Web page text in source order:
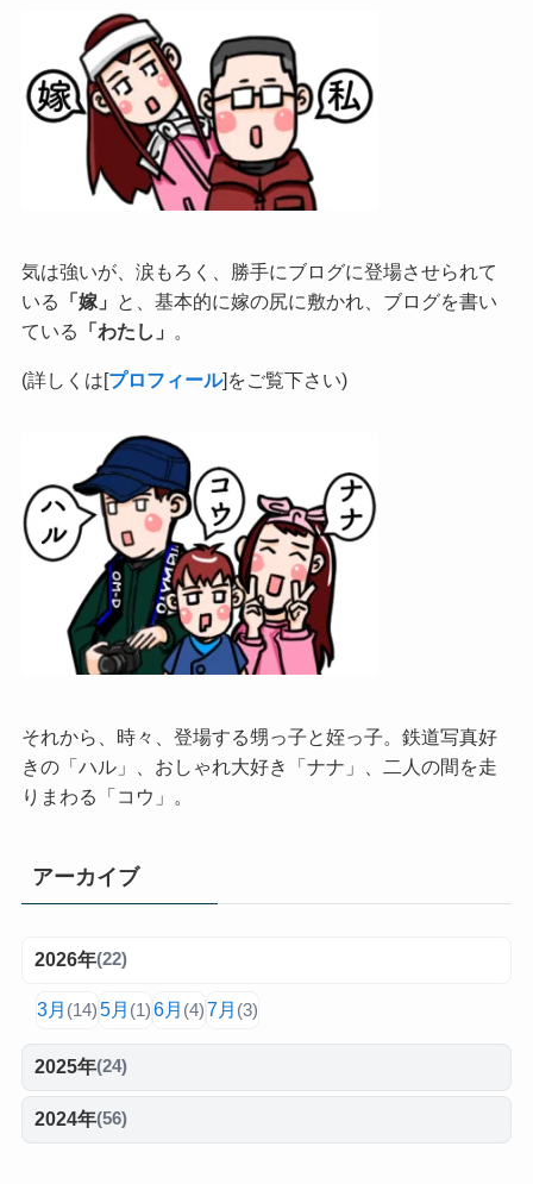
気は強いが、涙もろく、勝手にブログに登場させられて
いる
「嫁」
と、基本的に嫁の尻に敷かれ、ブログを書い
ている
「わたし」 。
(詳しくは[プロフィール]をご覧下さい)
それから、時々、登場する甥っ子と姪っ子。鉄道写真好
きの「ハル」、おしゃれ大好き「ナナ」、二人の間を走
りまわる「コウ」。
アーカイブ
2026年(22)
3月 (14)5月 (1)6月 (4)7月 (3)
2025年(24)
2024年(56)